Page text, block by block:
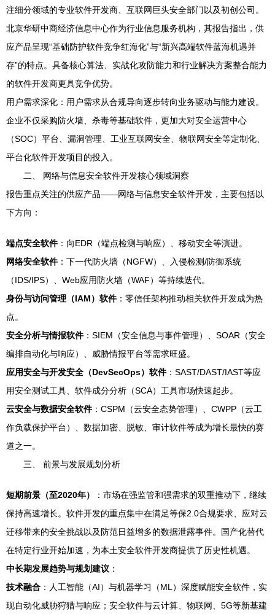
注细分领域的专业软件开发商、互联网巨头安全部门以及初创公司。
北京华研中商经济信息中心作为行业信息服务机构，其报告指出，供
应产品呈现“基础防护软件竞争红海化”与“新兴高端软件蓝海机遇并
存”的特点。具备核心算法、实战化攻防能力和行业解决方案整合能力
的软件开发商更具竞争优势。
用户需求深化：用户需求从合规导向逐步转向业务驱动与能力建设。
企业不仅采购防火墙、杀毒等基础软件，更加大对安全运营中心
（SOC）平台、漏洞管理、工业互联网安全、物联网安全等定制化、
平台化软件开发项目的投入。
二、 网络与信息安全软件开发核心领域洞察
报告重点关注的供应产品——网络与信息安全软件开发，主要包括以
下方向：
端点安全软件：向EDR（端点检测与响应）、移动安全等演进。
网络安全软件：下一代防火墙（NGFW）、入侵检测/防御系统
（IDS/IPS）、Web应用防火墙（WAF）等持续迭代。
身份与访问管理（IAM）软件：零信任架构推动相关软件开发成为热
点。
安全分析与情报软件：SIEM（安全信息与事件管理）、SOAR（安全
编排自动化与响应）、威胁情报平台等需求旺盛。
应用安全与开发安全（DevSecOps）软件：SAST/DAST/IAST等应
用安全测试工具、软件成分分析（SCA）工具市场快速起步。
云安全与数据安全软件：CSPM（云安全态势管理）、CWPP（云工
作负载保护平台）、数据加密、脱敏、审计软件等成为增长最快的赛
道之一。
三、 前景与发展规划分析
短期前景（至2020年）
：市场在强监管和强需求的双重推动下，继续
保持高速增长。软件开发的重点集中在满足等保2.0合规要求、应对云
迁移带来的安全挑战以及防范日益增多的数据泄露事件。国产化替代
在特定行业开始加速，为本土安全软件开发商提供了历史性机遇。
中长期发展趋势与规划建议 ：
技术融合 ：人工智能（AI）与机器学习（ML）深度赋能安全软件，实
现自动化威胁狩猎与响应；安全软件与云计算、物联网、5G等新基建